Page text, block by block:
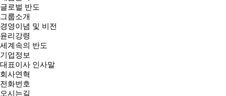
글로벌 반도
그룹소개
경영이념 및 비전
윤리강령
세계속의 반도
기업정보
대표이사 인사말
회사연혁
전화번호
오시는길